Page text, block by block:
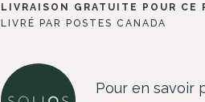
LIVRAISON GRATUITE POUR CE
LIVRÉ PAR POSTES CANADA
Pour en savoir